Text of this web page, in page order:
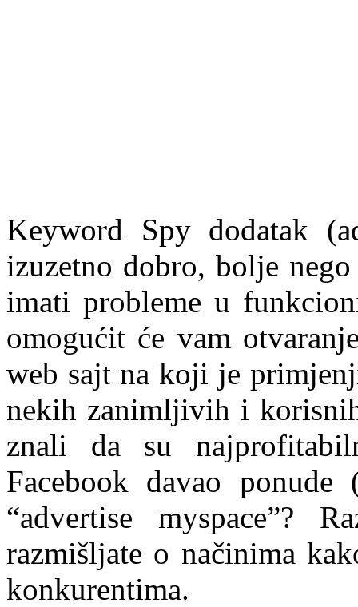
Keyword Spy dodatak
izuzetno dobro, bolje
imati probleme u
omogućit će vam
web sajt na koji je
nekih zanimljivih i
znali da su
Facebook davao
“advertise myspace”?
razmišljate o načinima
konkurentima.